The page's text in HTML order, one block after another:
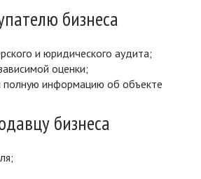
бизнеса
и юридического аудита;
оценки;
полную информацию об объекте
бизнеса